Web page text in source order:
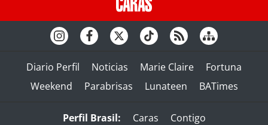
Diario Perfil Noticias Marie Claire
Fortuna
Weekend
Parabrisas Lunateen BATimes
Perfil Brasil: Caras
Contigo